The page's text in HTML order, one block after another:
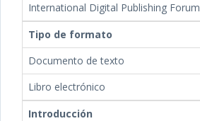
International Digital Publishing Forum
Tipo de formato
Documento de texto
Libro electrónico
Introducción